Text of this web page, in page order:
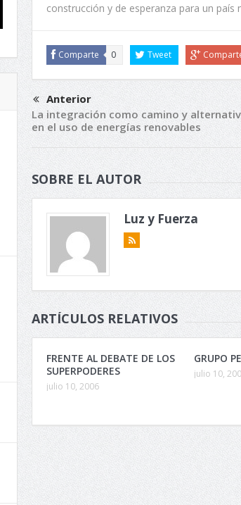
construcción y de esperanza para un país
Comparte 0 Tweet
Anterior
La integración como camino y
en el uso de energías renovables
SOBRE EL AUTOR
Luz y Fuerza
ARTÍCULOS RELATIVOS
FRENTE AL DEBATE DE LOS
SUPERPODERES
julio 10, 2006
GRUPO
julio 10,